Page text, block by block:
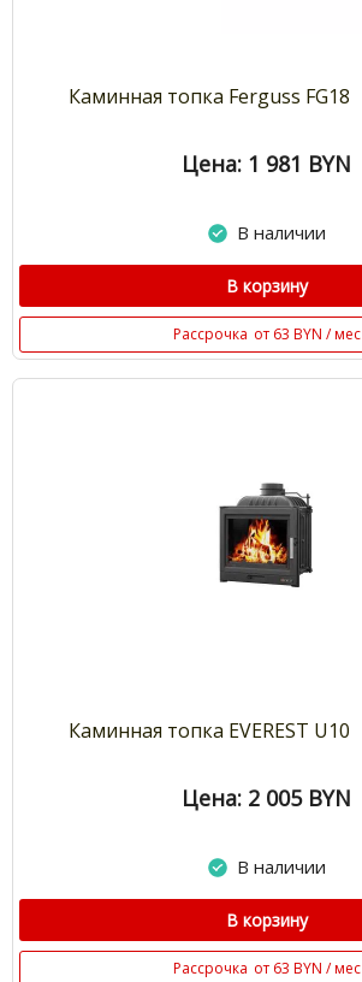
Каминная топка Ferguss FG18
Цена: 1 981 BYN
В наличии
В корзину
Рассрочка от 63 BYN / мес
Каминная топка EVEREST U10
Цена: 2 005 BYN
В наличии
В корзину
Рассрочка от 63 BYN / мес